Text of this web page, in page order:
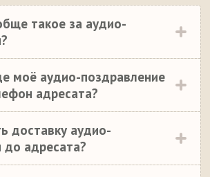
такое за аудио-
моё аудио-поздравление
адресата?
доставку аудио-
до адресата?